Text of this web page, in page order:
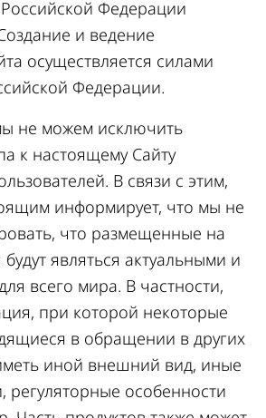
Федерации
и ведение
осуществляется силами
Федерации.
не можем исключить
к настоящему Сайту
В связи с этим,
информирует, что мы не
что размещенные на
являться актуальными и
всего мира. В частности,
при которой некоторые
в обращении в других
иной внешний вид, иные
регуляторные особенности